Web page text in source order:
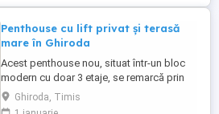
bloc. Se vinde mobilat ...
Penthouse cu lift privat și terasă
mare în Ghiroda
Acest penthouse nou, situat într-un bloc
modern cu doar 3 etaje, se remarcă prin
finisaje de calitate, compartimentare
excelentă și o terasă spectaculoasă. ~
Ghiroda, Timis